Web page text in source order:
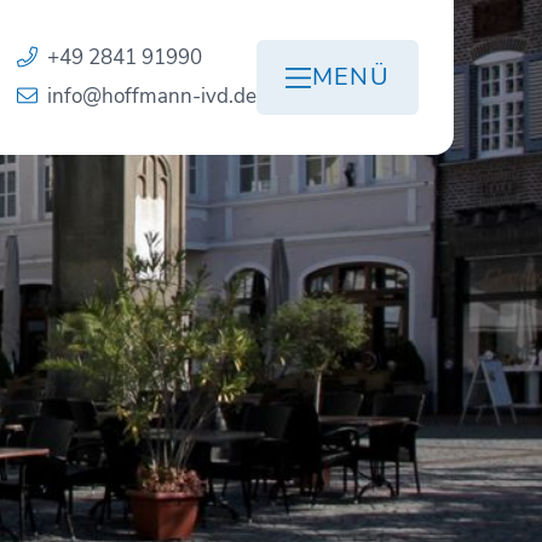
+49 2841 91990
info@hoffmann-ivd.de
MENÜ